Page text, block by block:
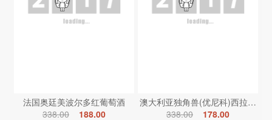
法国奥廷美波尔多红葡萄酒
338.00
188.00
澳大利亚独角兽(优尼科)西拉红葡
338.00
178.00